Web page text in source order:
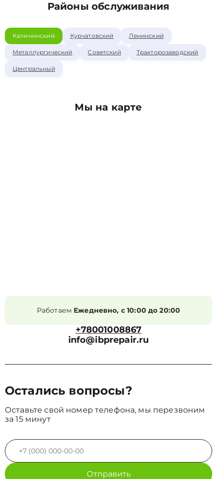
Районы обслуживания
Калининский Курчатовский Ленинский
Металлургический Советский Тракторозаводский
Центральный
Мы на карте
Работаем Ежедневно, с 10:00 до 20:00
+78001008867
info@ibprepair.ru
Остались вопросы?
Оставьте свой номер телефона, мы перезвоним
за 15 минут
Отправить